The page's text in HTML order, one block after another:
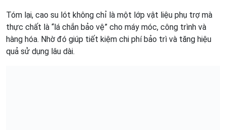
Tóm lại, cao su lót không chỉ là một lớp vật liệu phụ trợ mà
thực chất là “lá chắn bảo vệ” cho máy móc, công trình và
hàng hóa. Nhờ đó giúp tiết kiệm chi phí bảo trì và tăng hiệu
quả sử dụng lâu dài.